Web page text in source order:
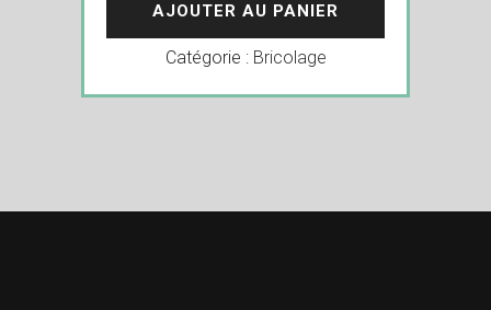
AJOUTER AU PANIER
Catégorie : Bricolage